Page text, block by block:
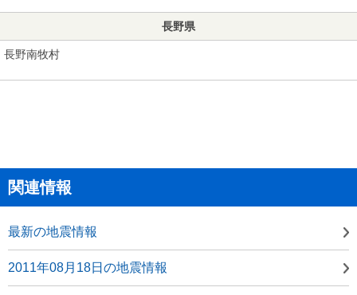
長野県
長野南牧村
関連情報
最新の地震情報
2011年08月18日の地震情報